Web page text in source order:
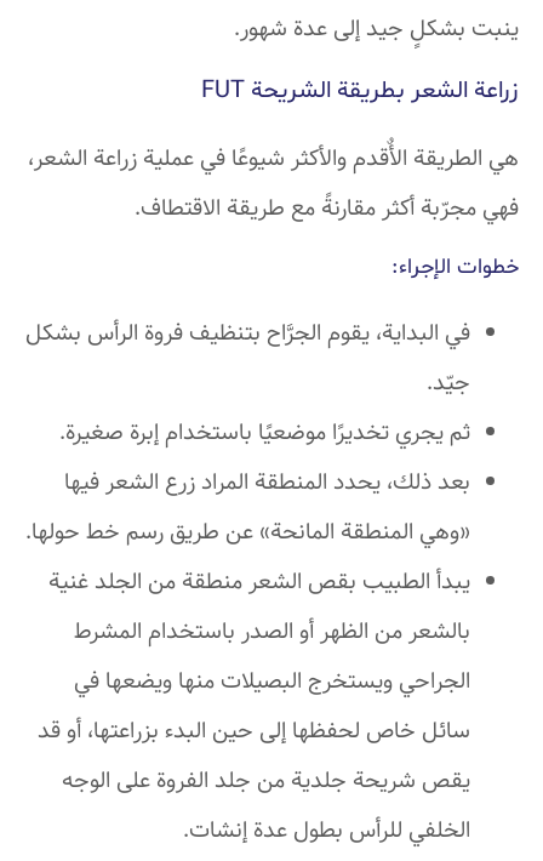
ينبت بشكلٍ جيد إلى عدة شهور.
زراعة الشعر بطريقة الشريحة FUT
هي الطريقة الأٌقدم والأكثر شيوعًا في عملية زراعة الشعر،
فهي مجرّبة أكثر مقارنةً مع طريقة الاقتطاف.
خطوات الإجراء:
في البداية، يقوم الجرَّاح بتنظيف فروة الرأس بشكل
جيّد.
ثم يجري تخديرًا موضعيًا باستخدام إبرة صغيرة.
بعد ذلك، يحدد المنطقة المراد زرع الشعر فيها
«وهي المنطقة المانحة» عن طريق رسم خط حولها.
يبدأ الطبيب بقص الشعر منطقة من الجلد غنية
بالشعر من الظهر أو الصدر باستخدام المشرط
الجراحي ويستخرج البصيلات منها ويضعها في
سائل خاص لحفظها إلى حين البدء بزراعتها، أو قد
يقص شريحة جلدية من جلد الفروة على الوجه
الخلفي للرأس بطول عدة إنشات.